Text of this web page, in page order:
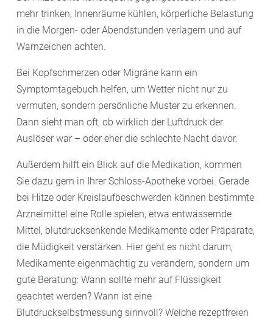
mehr trinken, Innenräume kühlen, körperliche Belastung
in die Morgen- oder Abendstunden verlagern und auf
Warnzeichen achten.
Bei Kopfschmerzen oder Migräne kann ein
Symptomtagebuch helfen, um Wetter nicht nur zu
vermuten, sondern persönliche Muster zu erkennen.
Dann sieht man oft, ob wirklich der Luftdruck der
Auslöser war – oder eher die schlechte Nacht davor.
Außerdem hilft ein Blick auf die Medikation, kommen
Sie dazu gern in Ihrer Schloss-Apotheke vorbei. Gerade
bei Hitze oder Kreislaufbeschwerden können bestimmte
Arzneimittel eine Rolle spielen, etwa entwässernde
Mittel, blutdrucksenkende Medikamente oder Präparate,
die Müdigkeit verstärken. Hier geht es nicht darum,
Medikamente eigenmächtig zu verändern, sondern um
gute Beratung: Wann sollte mehr auf Flüssigkeit
geachtet werden? Wann ist eine
Blutdruckselbstmessung sinnvoll? Welche rezeptfreien